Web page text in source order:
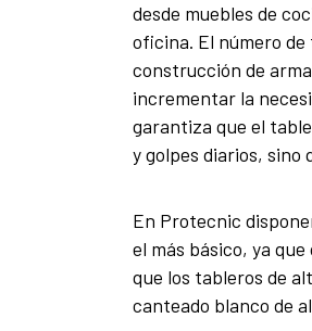
desde muebles de
oficina. El número
construcción de
incrementar la
garantiza que el
y golpes diarios, sino
En Protecnic
el más básico, ya
que los tableros de
canteado blanco de